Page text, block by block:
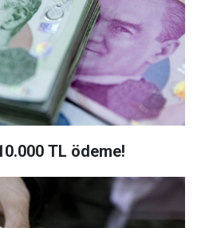
TL ödeme!